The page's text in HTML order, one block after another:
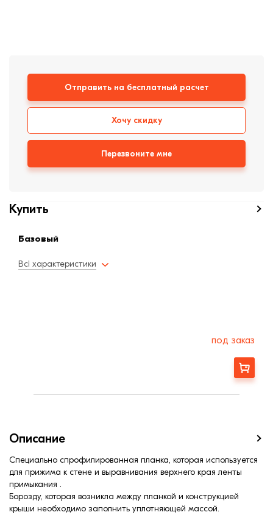
Строительные
Отправить на бесплатный расчет
Хочу скидку
Перезвоните мне
Купить
Базовый
Всі характеристики
под заказ
Заказать
Описание
Специально спрофилированная планка, которая используется
для прижима к стене и выравнивания верхнего края ленты
примыкания .
Борозду, которая возникла между планкой и конструкцией
крыши необходимо заполнить уплотняющей массой.